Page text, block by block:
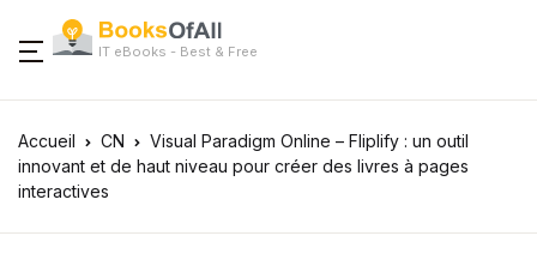
IT eBooks - Best & Free
Accueil CN
Visual Paradigm Online – Fliplify : un outil
innovant et de haut niveau pour créer des livres à pages
interactives